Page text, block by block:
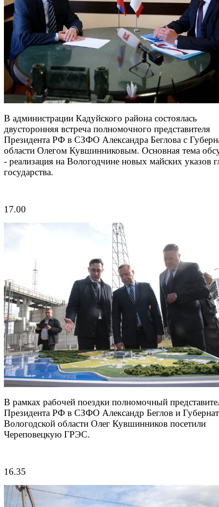
В администрации Кадуйского района состоялась
двусторонняя встреча полномочного представителя
Президента РФ в СЗФО Александра Беглова с
области Олегом Кувшинниковым. Основная тема
- реализация на Вологодчине новых майских указов
государства.
17.00
В рамках рабочей поездки полномочный
Президента РФ в СЗФО Александр Беглов и
Вологодской области Олег Кувшинников посетили
Череповецкую ГРЭС.
16.35